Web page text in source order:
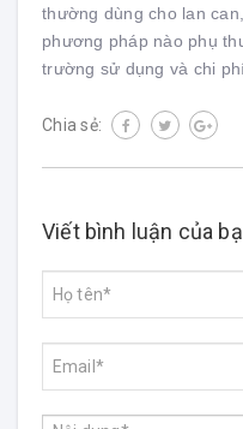
thường dùng cho lan
phương pháp nào phụ
trường sử dụng và chi
Chia sẻ:
Viết bình luận của